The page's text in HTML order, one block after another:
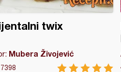
twix
Mubera Živojević
7398